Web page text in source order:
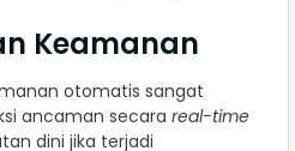
Keamanan
otomatis sangat
ancaman secara real-time
dini jika terjadi